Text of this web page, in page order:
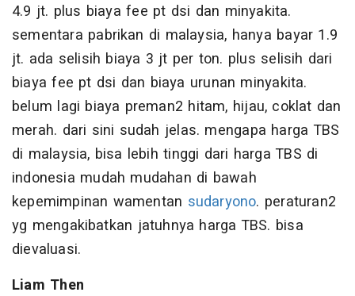
4.9 jt. plus biaya fee pt dsi dan minyakita.
sementara pabrikan di malaysia, hanya bayar 1.9
jt. ada selisih biaya 3 jt per ton. plus selisih dari
biaya fee pt dsi dan biaya urunan minyakita.
belum lagi biaya preman2 hitam, hijau, coklat dan
merah. dari sini sudah jelas. mengapa harga TBS
di malaysia, bisa lebih tinggi dari harga TBS di
indonesia mudah mudahan di bawah
kepemimpinan wamentan sudaryono. peraturan2
yg mengakibatkan jatuhnya harga TBS. bisa
dievaluasi.
Liam Then